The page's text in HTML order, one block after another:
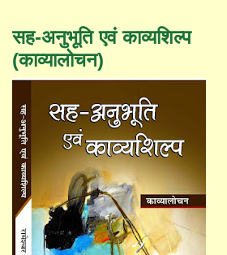
सह-अनुभूति एवं काव्यशिल्प
(काव्यालोचन)